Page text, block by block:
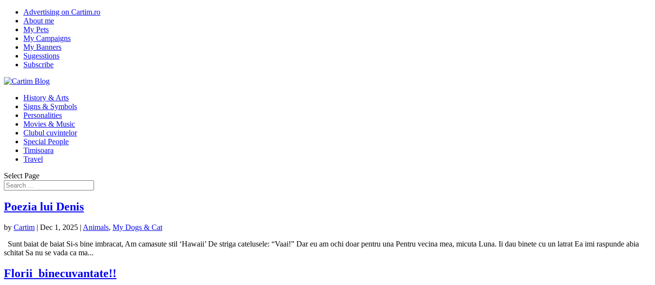
Advertising on Cartim.ro
About me
My Pets
My Campaigns
My Banners
Sugesstions
Subscribe
History & Arts
Signs & Symbols
Personalities
Movies & Music
Clubul cuvintelor
Special People
Timisoara
Travel
Select Page
Poezia lui Denis
by Cartim | Dec 1, 2025 | Animals, My Dogs & Cat
Sunt baiat de baiat Si-s bine imbracat, Am camasute stil ‘Hawaii’ De striga catelusele: “Vaai!” Dar eu am ochi doar pentru una Pentru vecina mea, micuta Luna. Ii dau binete cu un latrat Ea imi raspunde abia
schitat Sa nu se vada ca ma...
Florii binecuvantate!!